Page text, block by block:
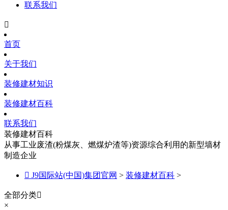
联系我们

首页
关于我们
装修建材知识
装修建材百科
联系我们
装修建材百科
从事工业废渣(粉煤灰、燃煤炉渣等)资源综合利用的新型墙材
制造企业
 J9国际站(中国)集团官网 > 装修建材百科 >
全部分类
×